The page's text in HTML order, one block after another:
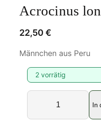
Acrocinus
22,50 €
Männchen aus Peru
2 vorrätig
A
r
In